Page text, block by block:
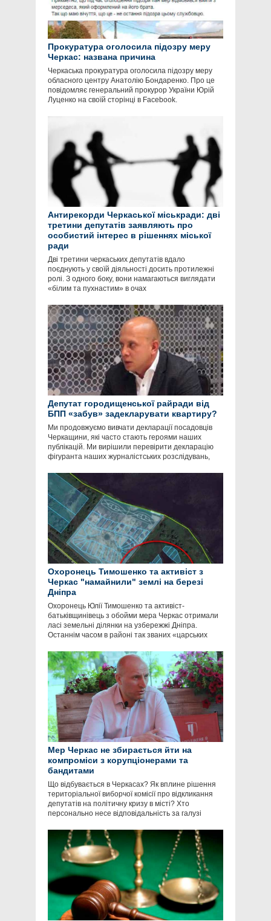
Прокуратура оголосила підозру меру
Черкас: названа причина
Черкаська прокуратура оголосила підозру меру
обласного центру Анатолію Бондаренко. Про це
повідомляє генеральний прокурор України Юрій
Луценко на своїй сторінці в Facebook.
Антирекорди Черкаської міськради: дві
третини депутатів заявляють про
особистий інтерес в рішеннях міської
ради
Дві третини черкаських депутатів вдало
поєднують у своїй діяльності досить протилежні
ролі. З одного боку, вони намагаються виглядати
«білим та пухнастим» в очах
Депутат городищенської райради від
БПП «забув» задекларувати квартиру?
Ми продовжуємо вивчати декларації посадовців
Черкащини, які часто стають героями наших
публікацій. Ми вирішили перевірити декларацію
фігуранта наших журналістських розслідувань,
Охоронець Тимошенко та активіст з
Черкас "намайнили" землі на березі
Дніпра
Охоронець Юлії Тимошенко та активіст-
батьківщинівець з обойми мера Черкас отримали
ласі земельні ділянки на узбережжі Дніпра.
Останнім часом в районі так званих «царських
Мер Черкас не збирається йти на
компроміси з корупціонерами та
бандитами
Що відбувається в Черкасах? Як вплине рішення
територіальної виборчої комісії про відкликання
депутатів на політичну кризу в місті? Хто
персонально несе відповідальність за галузі